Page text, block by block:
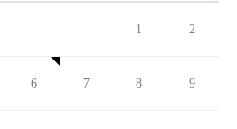
1 2
6 7 8 9